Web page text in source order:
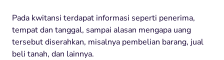
Pada kwitansi terdapat informasi seperti penerima,
tempat dan tanggal, sampai alasan mengapa uang
tersebut diserahkan, misalnya pembelian barang, jual
beli tanah, dan lainnya.